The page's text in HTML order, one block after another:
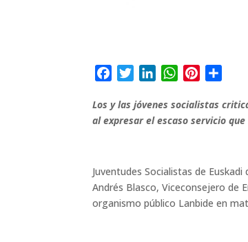
c
e
o
k
i
t
r
n
k
I
n
W
a
t
p
p
n
t
e
s
t
m
p
t
i
r
Los y las jóvenes socialistas
al expresar el escaso servicio
Juventudes Socialistas de
Andrés Blasco, Viceconsejero de
organismo público Lanbide en